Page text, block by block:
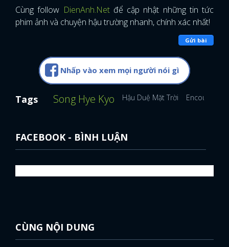
Cùng follow DienAnh.Netđể cập nhật những tin tức
phim ảnh và chuyện hậu trường nhanh, chính xác nhất!
Gửi bài
Nhấp vào xem mọi người nói gì
Tags Song Hye Kyo Hậu Duệ Mặt Trời Encounter
FACEBOOK - BÌNH LUẬN
CÙNG NỘI DUNG